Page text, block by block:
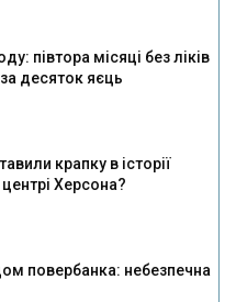
півтора місяці без ліків
за десяток яєць
крапку в історії
Херсона?
повербанка: небезпечна